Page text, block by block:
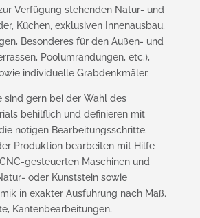
Verfügung stehenden Natur- und
Küchen, exklusiven Innenausbau,
Besonderes für den Außen- und
Poolumrandungen, etc.),
individuelle Grabdenkmäler.
sind gern bei der Wahl des
behilflich und definieren mit
nötigen Bearbeitungsschritte.
Produktion bearbeiten mit Hilfe
gesteuerten Maschinen und
oder Kunststein sowie
in exakter Ausführung nach Maß.
Kantenbearbeitungen,